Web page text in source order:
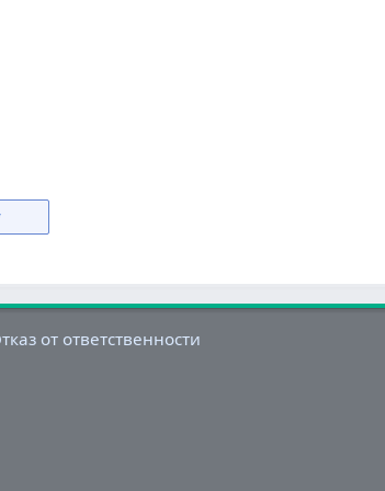
от ответственности